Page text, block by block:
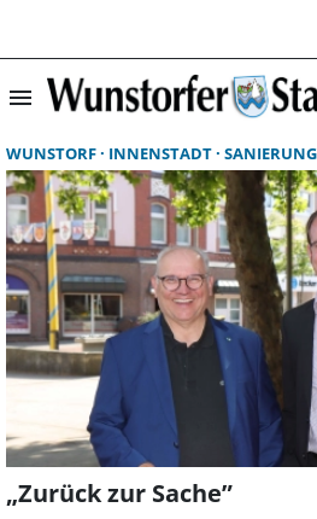
menu
WUNSTORF INNENSTADT SANIERUNG
„Zurück zur Sache”